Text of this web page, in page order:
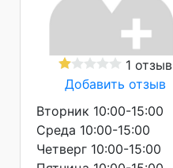
1 отзыв
Добавить отзыв
Вторник 10:00-15:00
Среда 10:00-15:00
Четверг 10:00-15:00